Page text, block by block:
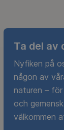
Ta del av
Nyfiken på
någon av
naturen – för
och
välkommen